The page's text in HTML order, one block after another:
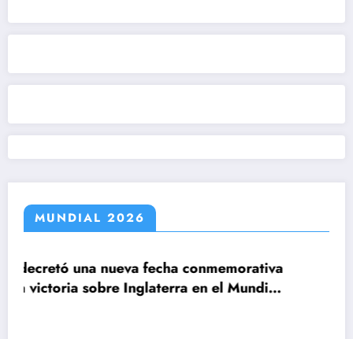
MUNDIAL 2026
conmemorativa
en el Mundial